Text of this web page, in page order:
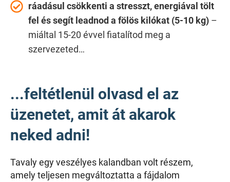
ráadásul csökkenti a stresszt, energiával tölt
fel és segít leadnod a fölös kilókat (5-10 kg) –
miáltal 15-20 évvel fiatalítod meg a
szervezeted…
...feltétlenül olvasd el az
üzenetet, amit át akarok
neked adni!
Tavaly egy veszélyes kalandban volt részem,
amely teljesen megváltoztatta a fájdalom